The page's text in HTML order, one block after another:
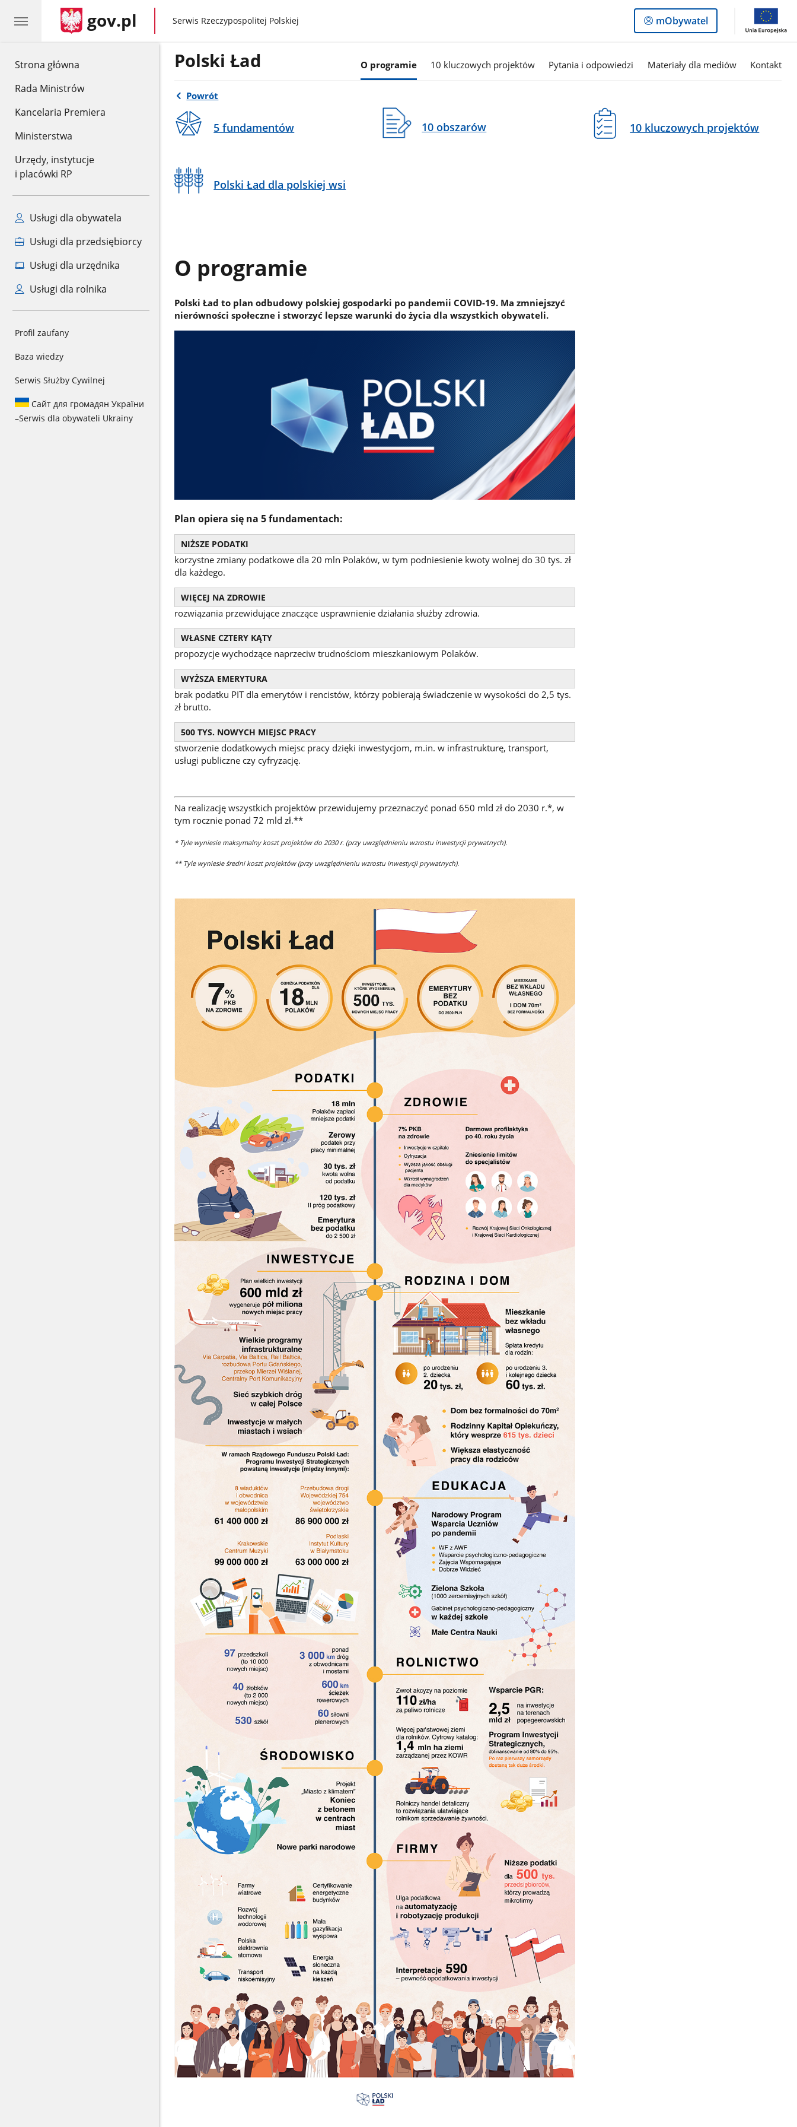
Strona główna
Rada Ministrów
Kancelaria Premiera
Ministerstwa
Urzędy, instytucje
i placówki RP
Usługi dla obywatela
Usługi dla przedsiębiorcy
Usługi dla urzędnika
Usługi dla rolnika
Profil zaufany
Baza wiedzy
Serwis Służby Cywilnej
Сайт для громадян України
–Serwis dla obywateli Ukrainy
gov.pl gov.pl
Serwis Rzeczypospolitej Polskiej
Logowanie
do
mObywatel
Polski Ład O programie 10 kluczowych projektów Pytania i odpowiedzi Materiały dla mediów Kontakt
Powrót
5 fundamentów 10 obszarów 10 kluczowych projektów
Polski Ład dla polskiej wsi
O programie
Polski Ład to plan odbudowy polskiej gospodarki po pandemii COVID-19. Ma zmniejszyć
nierówności społeczne i stworzyć lepsze warunki do życia dla wszystkich obywateli.
Plan opiera się na 5 fundamentach:
NIŻSZE PODATKI
korzystne zmiany podatkowe dla 20 mln Polaków, w tym podniesienie kwoty wolnej do 30 tys. zł
dla każdego.
WIĘCEJ NA ZDROWIE
rozwiązania przewidujące znaczące usprawnienie działania służby zdrowia.
WŁASNE CZTERY KĄTY
propozycje wychodzące naprzeciw trudnościom mieszkaniowym Polaków.
WYŻSZA EMERYTURA
brak podatku PIT dla emerytów i rencistów, którzy pobierają świadczenie w wysokości do 2,5 tys.
zł brutto.
500 TYS. NOWYCH MIEJSC PRACY
stworzenie dodatkowych miejsc pracy dzięki inwestycjom, m.in. w infrastrukturę, transport,
usługi publiczne czy cyfryzację.
Na realizację wszystkich projektów przewidujemy przeznaczyć ponad 650 mld zł do 2030 r.*, w
tym rocznie ponad 72 mld zł.**
* Tyle wyniesie maksymalny koszt projektów do 2030 r. (przy uwzględnieniu wzrostu inwestycji prywatnych).
** Tyle wyniesie średni koszt projektów (przy uwzględnieniu wzrostu inwestycji prywatnych).